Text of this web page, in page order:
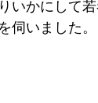
いかにして
伺いました。